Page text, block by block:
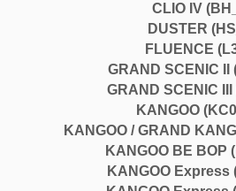
CLIO IV
DUSTER
FLUENCE
GRAND SCENIC II
GRAND SCENIC III
KANGOO
KANGOO / GRAND
KANGOO BE BOP
KANGOO Express